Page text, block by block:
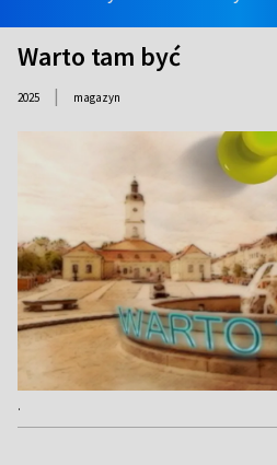
Warto tam być
2025 | magazyn
.